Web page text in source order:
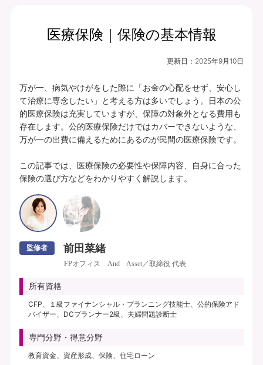
月払保険料 保険期間
終身（総合先進医
プランの中身を見る
入院・手術・放射線治療、通院・先進医療
に備えられます。
豊富な特約ラインナップからお客さまのニ
ーズに合わせて保障を充実させることがで
きます。
あんしんパレット｜ていばん医療｜保険料払方タイプ：定額タイプ｜個別取扱
｜入院給付金日額5,000円（60日型）、通院給付金日額5,000円、手術・放射
線治療給付金特約 5万円(外来手術給付割合：100％)、総合先進医療特約付
き、保険料払込免除特約なし、初期入院10日給付特則付き、三大疾病支払日数
無制限延長特則付き | | 保険期間：終身（総合先進医療特約は10年） | 保険料
払込期間：終身（総合先進医療特約は10年） | 募集文書番号：AFH277-
2025-0355 2月17日(280217)
無料で相談予約
資料請求
医療保険｜保険の基本情報
更新日： 2025年9月10日
万が一、病気やけがをした際に「お金の心配をせず、安心し
て治療に専念したい」と考える方は多いでしょう。日本の公
的医療保険は充実していますが、保障の対象外となる費用も
存在します。公的医療保険だけではカバーできないような、
万が一の出費に備えるためにあるのが民間の医療保険です。
この記事では、医療保険の必要性や保障内容、自身に合った
保険の選び方などをわかりやすく解説します。
監修者 前田菜緒
FPオフィス And Asset／取締役 代表
所有資格
CFP、１級ファイナンシャル・プランニング技能士、公的保険アド
バイザー、DCプランナー2級、夫婦問題診断士
専門分野・得意分野
教育資金、資産形成、保険、住宅ローン